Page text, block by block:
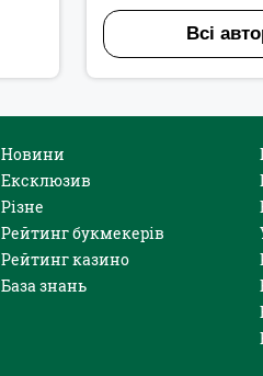
Всі
Новини
Ексклюзив
Різне
Рейтинг букмекерів
Рейтинг казино
База знань